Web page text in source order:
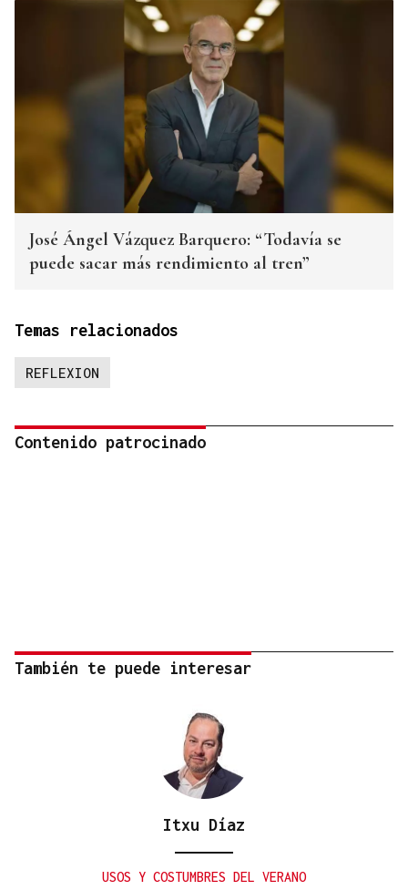
José Ángel Vázquez Barquero: “Todavía se
puede sacar más rendimiento al tren”
Temas relacionados
REFLEXION
Contenido patrocinado
También te puede interesar
Itxu Díaz
USOS Y COSTUMBRES DEL VERANO